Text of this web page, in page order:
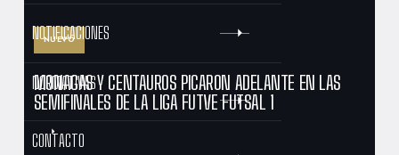
NOTIFICACIONES
NORMATIVAS
CONTACTO
NUEVO
MONAGAS Y CENTAUROS PICARON ADELANTE EN LAS
SEMIFINALES DE LA LIGA FUTVE FUTSAL 1